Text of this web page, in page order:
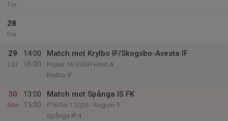
Tor
28
Fre
29
Lör
14:00
16:00
Match mot Krylbo IF/Skogsbo-Avesta IF
Pojkar 16 GUDH Höst A
Krylbo IP
30
Sön
13:00
15:00
Match mot Spånga IS FK
P16 Div.1 2026 - Region 5
Spånga IP 4